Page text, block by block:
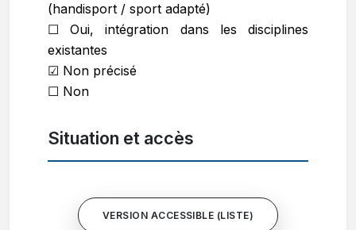
(handisport / sport adapté)
☐ Oui, intégration dans les disciplines
existantes
☑ Non précisé
☐ Non
Situation et accès
VERSION ACCESSIBLE (LISTE)